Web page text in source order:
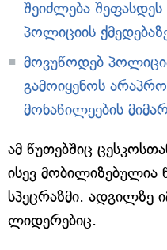
შეიძლება
პოლიციის
მოვუწოდებ
გამოიყენოს
მონაწილეების
ამ წუთებშიც
ისევ მობილიზებულია
სპეცრაზმი. ადგილზე
ლიდერებიც.